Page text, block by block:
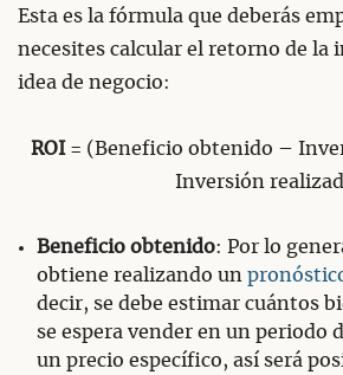
Esta es la fórmula que deberás
necesites calcular el retorno de la
idea de negocio:
ROI= (Beneficio obtenido –
Inversión
Beneficio obtenido: Por lo
obtiene realizando un
decir, se debe estimar cuántos
se espera vender en un periodo
un precio específico, así será